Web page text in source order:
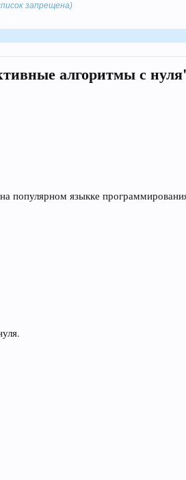
запрещена)
алгоритмы с
языкке